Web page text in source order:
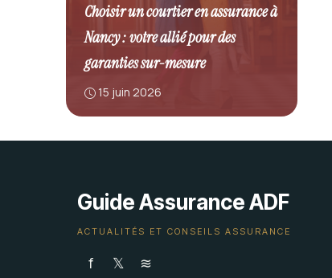
Choisir un courtier en assurance à
Nancy : votre allié pour des
garanties sur-mesure
15 juin 2026
Guide Assurance ADF
ACTUALITÉS ET CONSEILS ASSURANCE
f 𝕏 ≋